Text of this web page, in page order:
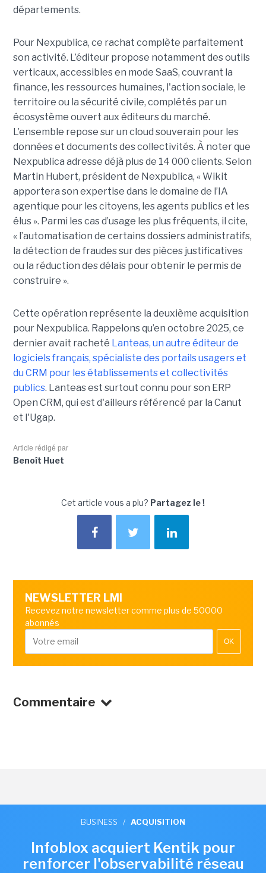
départements.
Pour Nexpublica, ce rachat complète parfaitement
son activité. L’éditeur propose notamment des outils
verticaux, accessibles en mode SaaS, couvrant la
finance, les ressources humaines, l'action sociale, le
territoire ou la sécurité civile, complétés par un
écosystème ouvert aux éditeurs du marché.
L'ensemble repose sur un cloud souverain pour les
données et documents des collectivités. À noter que
Nexpublica adresse déjà plus de 14 000 clients. Selon
Martin Hubert, président de Nexpublica, « Wikit
apportera son expertise dans le domaine de l’IA
agentique pour les citoyens, les agents publics et les
élus ». Parmi les cas d’usage les plus fréquents, il cite,
« l’automatisation de certains dossiers administratifs,
la détection de fraudes sur des pièces justificatives
ou la réduction des délais pour obtenir le permis de
construire ».
Cette opération représente la deuxième acquisition
pour Nexpublica. Rappelons qu’en octobre 2025, ce
dernier avait racheté Lanteas, un autre éditeur de
logiciels français, spécialiste des portails usagers et
du CRM pour les établissements et collectivités
publics. Lanteas est surtout connu pour son ERP
Open CRM, qui est d'ailleurs référencé par la Canut
et l'Ugap.
Article rédigé par
Benoît Huet
Cet article vous a plu? Partagez le !
NEWSLETTER LMI
Recevez notre newsletter comme plus de 50000
abonnés
OK
Commentaire
BUSINESS / ACQUISITION
Infoblox acquiert Kentik pour
renforcer l'observabilité réseau